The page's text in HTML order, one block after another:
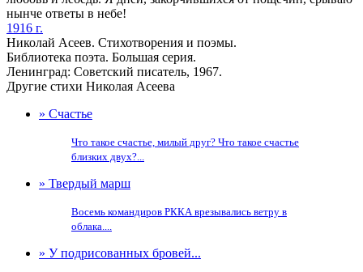
нынче ответы в небе!
1916 г.
Николай Асеев. Стихотворения и поэмы.
Библиотека поэта. Большая серия.
Ленинград: Советский писатель, 1967.
Другие стихи Николая Асеева
» Счастье
Что такое счастье, милый друг? Что такое счастье
близких двух?...
» Твердый марш
Восемь командиров РККА врезывались ветру в
облака....
» У подрисованных бровей...